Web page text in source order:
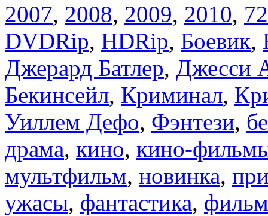
2007, 2008, 2009, 2010,
DVDRip, HDRip, Боевик,
Джерард Батлер, Джесси
Бекинсейл, Криминал,
Уиллем Дефо, Фэнтези,
драма, кино, кино-
мультфильм, новинка,
ужасы, фантастика, фильм